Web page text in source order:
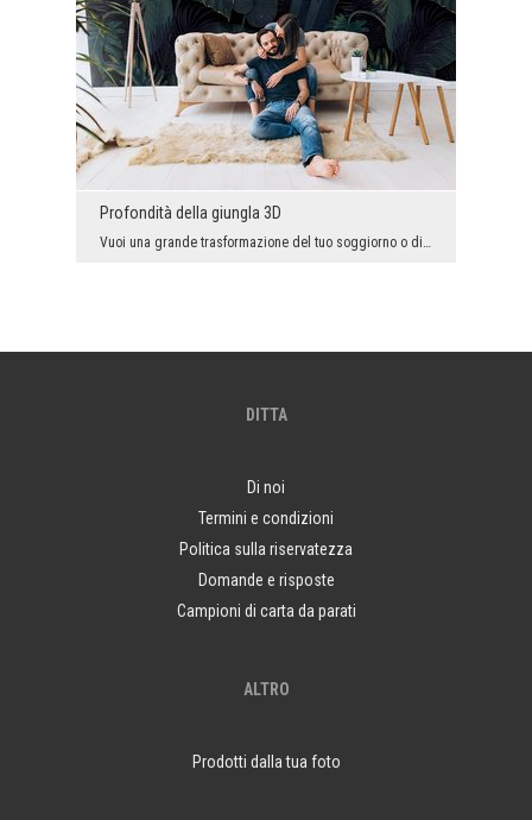
Profondità della giungla 3D
Vuoi una grande trasformazione del tuo soggiorno o di altri interni? Cercheremo di convincerti a ...
DITTA
Di noi
Termini e condizioni
Politica sulla riservatezza
Domande e risposte
Campioni di carta da parati
ALTRO
Prodotti dalla tua foto